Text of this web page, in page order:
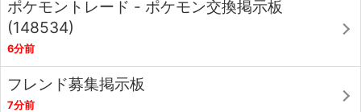
ポケモントレード - ポケモン交換掲示板
(148534)
6分前
フレンド募集掲示板
7分前